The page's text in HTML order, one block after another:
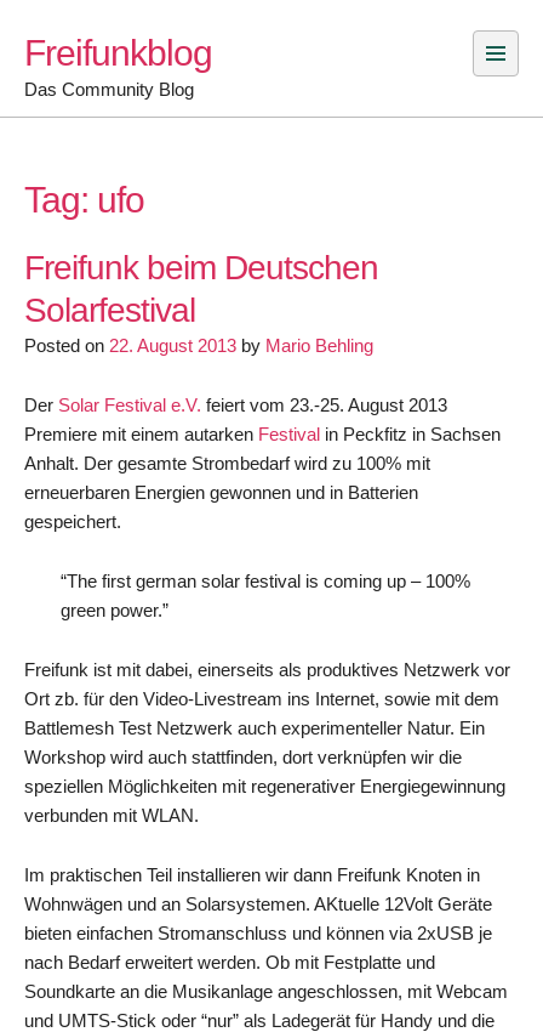
content
Freifunkblog
Das Community Blog
Tag: ufo
Freifunk beim Deutschen
Solarfestival
Posted on 22. August 2013 by Mario Behling
Der Solar Festival e.V. feiert vom 23.-25. August 2013
Premiere mit einem autarken Festival in Peckfitz in Sachsen
Anhalt. Der gesamte Strombedarf wird zu 100% mit
erneuerbaren Energien gewonnen und in Batterien
gespeichert.
“The first german solar festival is coming up – 100%
green power.”
Freifunk ist mit dabei, einerseits als produktives Netzwerk vor
Ort zb. für den Video-Livestream ins Internet, sowie mit dem
Battlemesh Test Netzwerk auch experimenteller Natur. Ein
Workshop wird auch stattfinden, dort verknüpfen wir die
speziellen Möglichkeiten mit regenerativer Energiegewinnung
verbunden mit WLAN.
Im praktischen Teil installieren wir dann Freifunk Knoten in
Wohnwägen und an Solarsystemen. AKtuelle 12Volt Geräte
bieten einfachen Stromanschluss und können via 2xUSB je
nach Bedarf erweitert werden. Ob mit Festplatte und
Soundkarte an die Musikanlage angeschlossen, mit Webcam
und UMTS-Stick oder “nur” als Ladegerät für Handy und die